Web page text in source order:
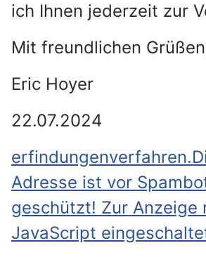
ich Ihnen jederzeit zur
Mit freundlichen
Eric Hoyer
22.07.2024
erfindungenverfahren.
Adresse ist vor
geschützt! Zur Anzeige
JavaScript